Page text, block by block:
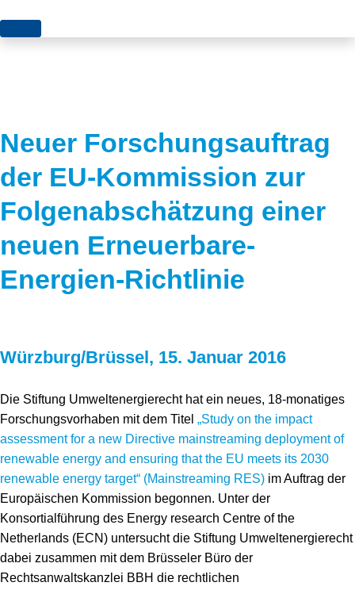
Themen
Flächen
Genehmigungen
Grundsatzfragen
Märkte
Netze
Speicher
Stromerzeugung
Wärme
Wasserstoff
News
Blog
Karriere
Über uns
Stiftungsporträt
Forschungsnetzwerk
Bibliothek
Newsletter
Infomaterial
Schriften zum Umweltenergierecht
Neuer Forschungsauftrag
der EU-Kommission zur
Folgenabschätzung einer
neuen Erneuerbare-
Energien-Richtlinie
Würzburg/Brüssel, 15. Januar 2016
Die Stiftung Umweltenergierecht hat ein neues, 18-monatiges
Forschungsvorhaben mit dem Titel „Study on the impact
assessment for a new Directive mainstreaming deployment of
renewable energy and ensuring that the EU meets its 2030
renewable energy target“ (Mainstreaming RES) im Auftrag der
Europäischen Kommission begonnen. Unter der
Konsortialführung des Energy research Centre of the
Netherlands (ECN) untersucht die Stiftung Umweltenergierecht
dabei zusammen mit dem Brüsseler Büro der
Rechtsanwaltskanzlei BBH die rechtlichen